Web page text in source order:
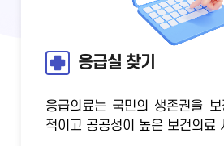
응급실 찾기
응급의료는 국민의 생존권을
적이고 공공성이 높은 보건의료